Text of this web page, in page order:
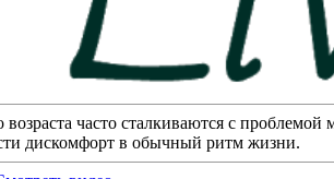
часто сталкиваются с проблемой
дискомфорт в обычный ритм жизни.